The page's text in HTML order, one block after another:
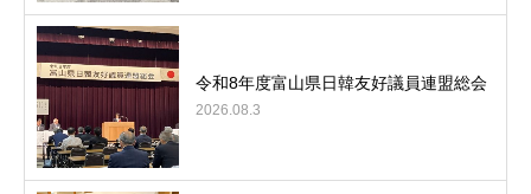
令和8年度富山県日韓友好議員連盟総会
2026.08.3